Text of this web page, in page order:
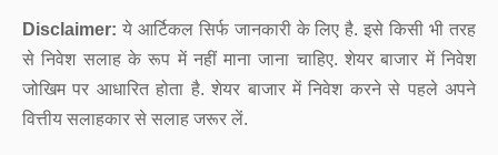
Disclaimer: ये आर्टिकल सिर्फ जानकारी के लिए है. इसे किसी भी तरह
से निवेश सलाह के रूप में नहीं माना जाना चाहिए. शेयर बाजार में निवेश
जोखिम पर आधारित होता है. शेयर बाजार में निवेश करने से पहले अपने
वित्तीय सलाहकार से सलाह जरूर लें.